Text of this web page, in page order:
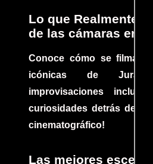
Lo que Realmente
de las cámaras en
Conoce cómo se
icónicas de
improvisaciones
curiosidades detrás del
cinematográfico!
Las mejores